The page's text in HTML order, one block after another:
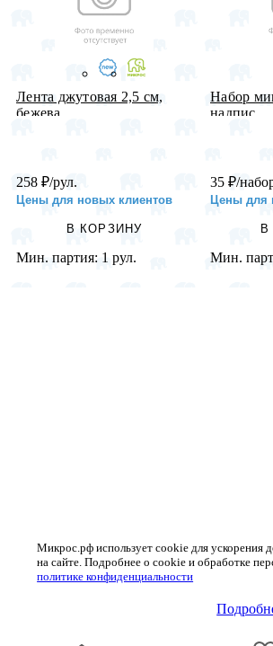
Лента джутовая 2,5 см,
бежева...
258 ₽/рул.
Цены для новых клиентов
В КОРЗИНУ
Мин. партия: 1 рул.
Набор
надпис...
35 ₽/
Цены для
В
Мин.
Микрос.рф использует cookie для ускорения
на сайте. Подробнее о cookie и обработке
политике конфиденциальности